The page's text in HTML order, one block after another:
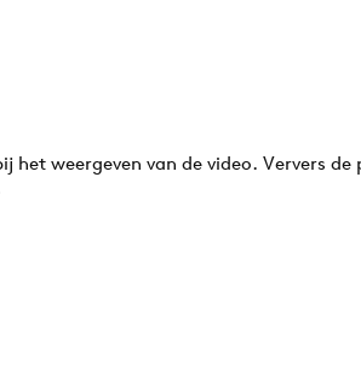
het weergeven van de video. Ververs